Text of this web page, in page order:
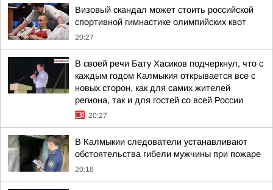
Визовый скандал может стоить российской
спортивной гимнастике олимпийских квот
20:27
В своей речи Бату Хасиков подчеркнул, что с
каждым годом Калмыкия открывается все с
новых сторон, как для самих жителей
региона, так и для гостей со всей России
20:27
В Калмыкии следователи устанавливают
обстоятельства гибели мужчины при пожаре
20:18